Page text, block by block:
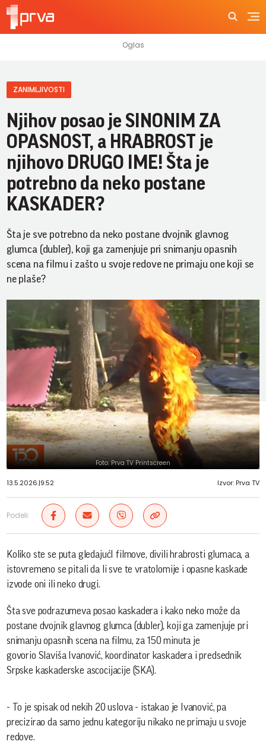
ZANIMLJIVOSTI
Njihov posao je SINONIM ZA
OPASNOST, a HRABROST je
njihovo DRUGO IME! Šta je
potrebno da neko postane
KASKADER?
Šta je sve potrebno da neko postane dvojnik glavnog
glumca (dubler), koji ga zamenjuje pri snimanju opasnih
scena na filmu i zašto u svoje redove ne primaju one koji se
ne plaše?
Foto: Prva TV Printscreen
13.5.2026.|9:52 Izvor: Prva TV
Podeli:
Koliko ste se puta gledajućI filmove, divili hrabrosti glumaca, a
istovremeno se pitali da li sve te vratolomije i opasne kaskade
izvode oni ili neko drugi.
Šta sve podrazumeva posao kaskadera i kako neko može da
postane dvojnik glavnog glumca (dubler), koji ga zamenjuje pri
snimanju opasnih scena na filmu, za 150 minuta je
govorio Slaviša Ivanović, koordinator kaskadera i predsednik
Srpske kaskaderske ascocijacije (SKA).
- To je spisak od nekih 20 uslova - istakao je Ivanović, pa
precizirao da samo jednu kategoriju nikako ne primaju u svoje
redove.